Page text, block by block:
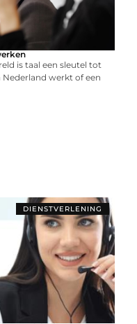
is taal een sleutel tot
Nederland werkt of een
DIENSTVERLENING